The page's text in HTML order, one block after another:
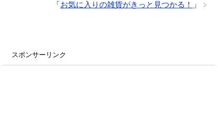
「 お気に入りの雑貨がきっと見つかる！ 」
スポンサーリンク